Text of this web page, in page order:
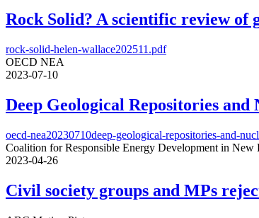
Rock Solid? A scientific review of
rock-solid-helen-wallace202511.pdf
OECD NEA
2023-07-10
Deep Geological Repositories
oecd-nea20230710deep-geological-repositories-and-
Coalition for Responsible Energy Development in New
2023-04-26
Civil society groups and MPs